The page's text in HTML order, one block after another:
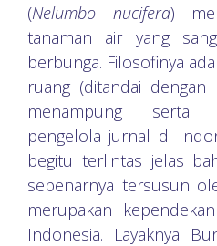
(Nelumbo nucifera)
tanaman air yang
berbunga. Filosofinya
ruang (ditandai dengan
menampung serta
pengelola jurnal di
begitu terlintas jelas
sebenarnya tersusun
merupakan
Indonesia. Layaknya